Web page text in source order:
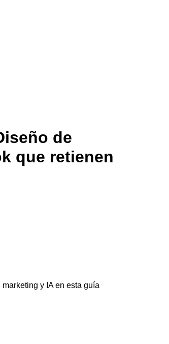
de
que retienen
y IA en esta guía